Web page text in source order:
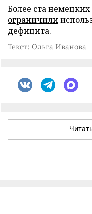
Более ста немецких
ограничили
дефицита.
Текст: Ольга Иванова